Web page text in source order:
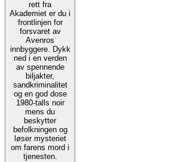
rett fra
Akademiet er du i
frontlinjen for
forsvaret av
Avenros
innbyggere. Dykk
ned i en verden
av spennende
biljakter,
sandkriminalitet
og en god dose
1980-talls noir
mens du
beskytter
befolkningen og
løser mysteriet
om farens mord i
tjenesten.